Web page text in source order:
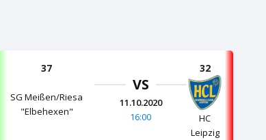
37
SG Meißen/Riesa
"Elbehexen"
VS
11.10.2020
16:00
32
HC
Leipzig